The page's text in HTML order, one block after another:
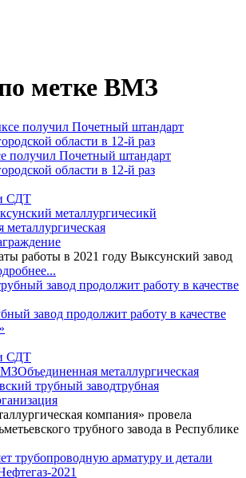
метке ВМЗ
получил Почетный штандарт
области в 12-й раз
СДТ
металлургичесикй
работы в 2021 году Выксунский завод
завод продолжит работу в качестве
СДТ
Объединенная металлургическая
трубный заводтрубная
компания» провела
трубного завода в Республике